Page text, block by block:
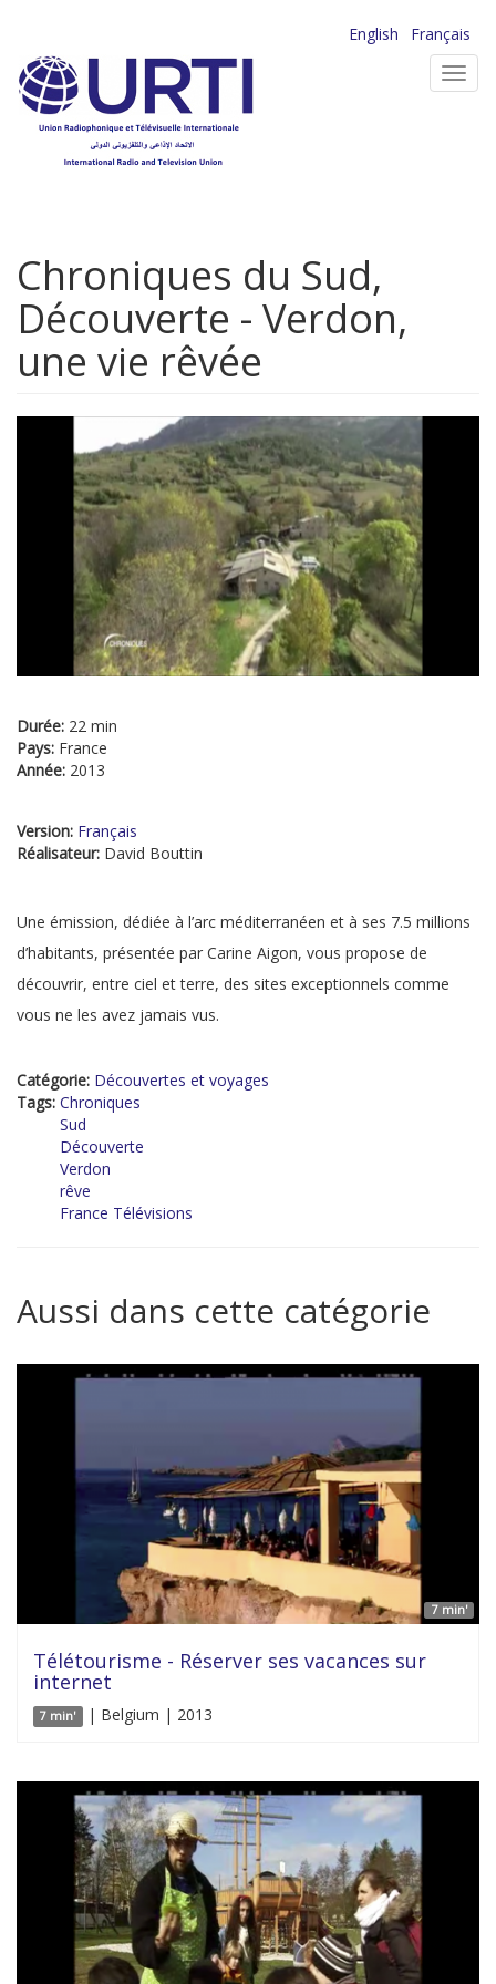
contenu
principal
English
Français
Chroniques du Sud,
Découverte - Verdon,
une vie rêvée
Durée: 22 min
Pays: France
Année: 2013
Version: Français
Réalisateur: David Bouttin
Une émission, dédiée à l’arc méditerranéen et à ses 7.5 millions
d’habitants, présentée par Carine Aigon, vous propose de
découvrir, entre ciel et terre, des sites exceptionnels comme
vous ne les avez jamais vus.
Catégorie: Découvertes et voyages
Tags: Chroniques
Sud
Découverte
Verdon
rêve
France Télévisions
Aussi dans cette catégorie
7 min'
Télétourisme - Réserver ses vacances sur
internet
7 min' | Belgium | 2013